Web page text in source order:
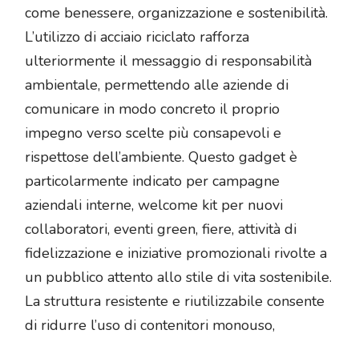
come benessere, organizzazione e sostenibilità.
L’utilizzo di acciaio riciclato rafforza
ulteriormente il messaggio di responsabilità
ambientale, permettendo alle aziende di
comunicare in modo concreto il proprio
impegno verso scelte più consapevoli e
rispettose dell’ambiente. Questo gadget è
particolarmente indicato per campagne
aziendali interne, welcome kit per nuovi
collaboratori, eventi green, fiere, attività di
fidelizzazione e iniziative promozionali rivolte a
un pubblico attento allo stile di vita sostenibile.
La struttura resistente e riutilizzabile consente
di ridurre l’uso di contenitori monouso,